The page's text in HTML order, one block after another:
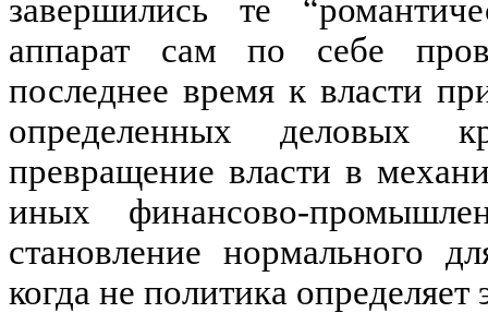
завершились те
аппарат сам по себе
последнее время к власти
определенных деловых
превращение власти в
иных финансово-
становление нормального
когда не политика